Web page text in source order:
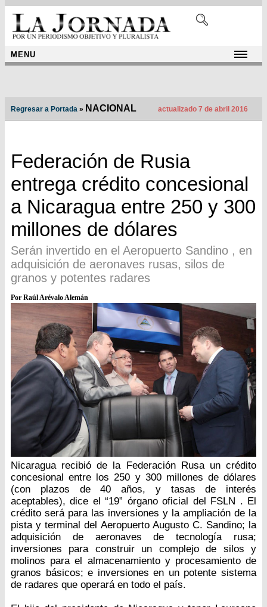
MENU
Regresar a Portada » NACIONAL actualizado 7 de abril 2016
Federación de Rusia
entrega crédito concesional
a Nicaragua entre 250 y 300
millones de dólares
Serán invertido en el Aeropuerto Sandino , en
adquisición de aeronaves rusas, silos de
granos y potentes radares
Por Raúl Arévalo Alemán
Nicaragua recibió de la Federación Rusa un crédito
concesional entre los 250 y 300 millones de dólares
(con plazos de 40 años, y tasas de interés
aceptables), dice el “19” órgano oficial del FSLN . El
crédito será para las inversiones y la ampliación de la
pista y terminal del Aeropuerto Augusto C. Sandino; la
adquisición de aeronaves de tecnología rusa;
inversiones para construir un complejo de silos y
molinos para el almacenamiento y procesamiento de
granos básicos; e inversiones en un potente sistema
de radares que operará en todo el país.